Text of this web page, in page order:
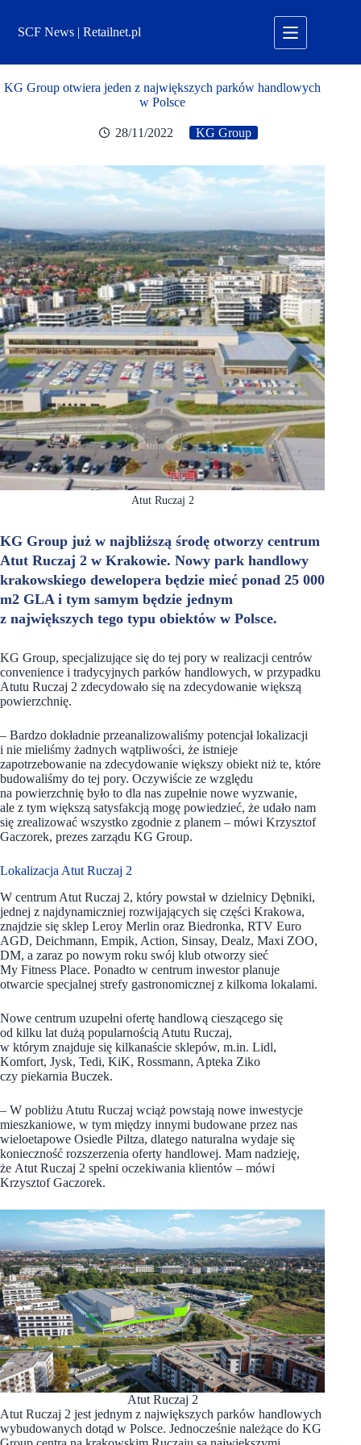
treściSCF News | Retailnet.pl
KG Group otwiera jeden z największych parków handlowych
w Polsce
28/11/2022 KG Group
Atut Ruczaj 2
KG Group już w najbliższą środę otworzy centrum
Atut Ruczaj 2 w Krakowie. Nowy park handlowy
krakowskiego dewelopera będzie mieć ponad 25 000
m2 GLA i tym samym będzie jednym
z największych tego typu obiektów w Polsce.
KG Group, specjalizujące się do tej pory w realizacji centrów
convenience i tradycyjnych parków handlowych, w przypadku
Atutu Ruczaj 2 zdecydowało się na zdecydowanie większą
powierzchnię.
– Bardzo dokładnie przeanalizowaliśmy potencjał lokalizacji
i nie mieliśmy żadnych wątpliwości, że istnieje
zapotrzebowanie na zdecydowanie większy obiekt niż te, które
budowaliśmy do tej pory. Oczywiście ze względu
na powierzchnię było to dla nas zupełnie nowe wyzwanie,
ale z tym większą satysfakcją mogę powiedzieć, że udało nam
się zrealizować wszystko zgodnie z planem – mówi Krzysztof
Gaczorek, prezes zarządu KG Group.
Lokalizacja Atut Ruczaj 2
W centrum Atut Ruczaj 2, który powstał w dzielnicy Dębniki,
jednej z najdynamiczniej rozwijających się części Krakowa,
znajdzie się sklep Leroy Merlin oraz Biedronka, RTV Euro
AGD, Deichmann, Empik, Action, Sinsay, Dealz, Maxi ZOO,
DM, a zaraz po nowym roku swój klub otworzy sieć
My Fitness Place. Ponadto w centrum inwestor planuje
otwarcie specjalnej strefy gastronomicznej z kilkoma lokalami.
Nowe centrum uzupełni ofertę handlową cieszącego się
od kilku lat dużą popularnością Atutu Ruczaj,
w którym znajduje się kilkanaście sklepów, m.in. Lidl,
Komfort, Jysk, Tedi, KiK, Rossmann, Apteka Ziko
czy piekarnia Buczek.
– W pobliżu Atutu Ruczaj wciąż powstają nowe inwestycje
mieszkaniowe, w tym między innymi budowane przez nas
wieloetapowe Osiedle Piltza, dlatego naturalna wydaje się
konieczność rozszerzenia oferty handlowej. Mam nadzieję,
że Atut Ruczaj 2 spełni oczekiwania klientów – mówi
Krzysztof Gaczorek.
Atut Ruczaj 2
Atut Ruczaj 2 jest jednym z największych parków handlowych
wybudowanych dotąd w Polsce. Jednocześnie należące do KG